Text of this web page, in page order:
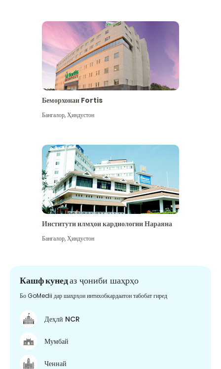
Беморхонаи Fortis
Бангалор,Ҳиндустон
Институти илмҳои кардиологии Нараяна
Бангалор,Ҳиндустон
Кашф кунедаз ҷониби шаҳрҳо
Бо GoMedii дар шаҳрҳои интихобкардаатон табобат гиред
Деҳлӣ NCR
Мумбай
Ченнай